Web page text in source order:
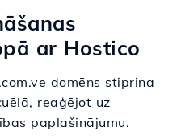
ar Hostico
domēns stiprina
reaģējot uz
paplašinājumu.